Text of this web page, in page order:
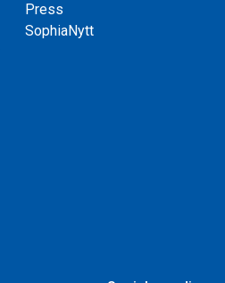
Press
SophiaNytt